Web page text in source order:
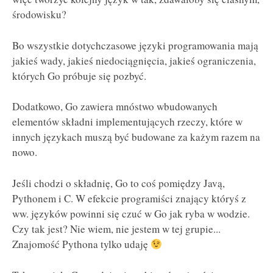
środowisku?
Bo wszystkie dotychczasowe języki programowania mają
jakieś wady, jakieś niedociągnięcia, jakieś ograniczenia,
których Go próbuje się pozbyć.
Dodatkowo, Go zawiera mnóstwo wbudowanych
elementów składni implementujących rzeczy, które w
innych językach muszą być budowane za każym razem na
nowo.
Jeśli chodzi o składnię, Go to coś pomiędzy Javą,
Pythonem i C. W efekcie programiści znający któryś z
ww. języków powinni się czuć w Go jak ryba w wodzie.
Czy tak jest? Nie wiem, nie jestem w tej grupie...
Znajomość Pythona tylko udaję